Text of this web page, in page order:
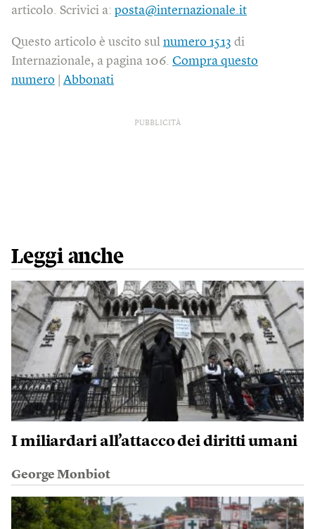
articolo. Scrivici a: posta@internazionale.it
Questo articolo è uscito sul numero 1513 di
Internazionale, a pagina 106. Compra questo
numero
Abbonati
PUBBLICITÀ
Leggi anche
I miliardari all’attacco dei diritti umani
George Monbiot